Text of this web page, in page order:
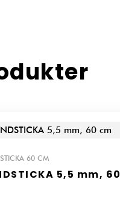
60 CM
5,5 mm, 60